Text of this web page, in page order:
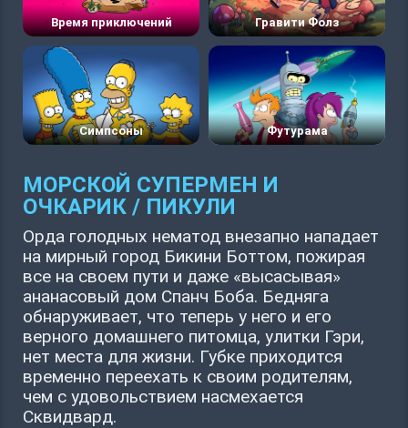
Время приключений Гравити Фолз
Симпсоны Футурама
МОРСКОЙ СУПЕРМЕН И
ОЧКАРИК / ПИКУЛИ
Орда голодных нематод внезапно нападает
на мирный город Бикини Боттом, пожирая
все на своем пути и даже «высасывая»
ананасовый дом Спанч Боба. Бедняга
обнаруживает, что теперь у него и его
верного домашнего питомца, улитки Гэри,
нет места для жизни. Губке приходится
временно переехать к своим родителям,
чем с удовольствием насмехается
Сквидвард.